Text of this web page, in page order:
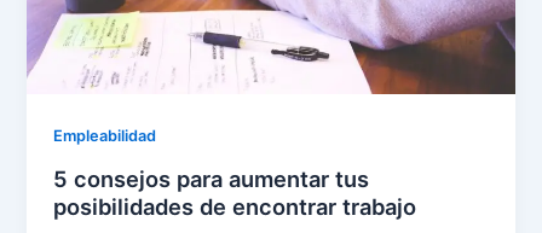
Empleabilidad
5 consejos para aumentar tus
posibilidades de encontrar trabajo